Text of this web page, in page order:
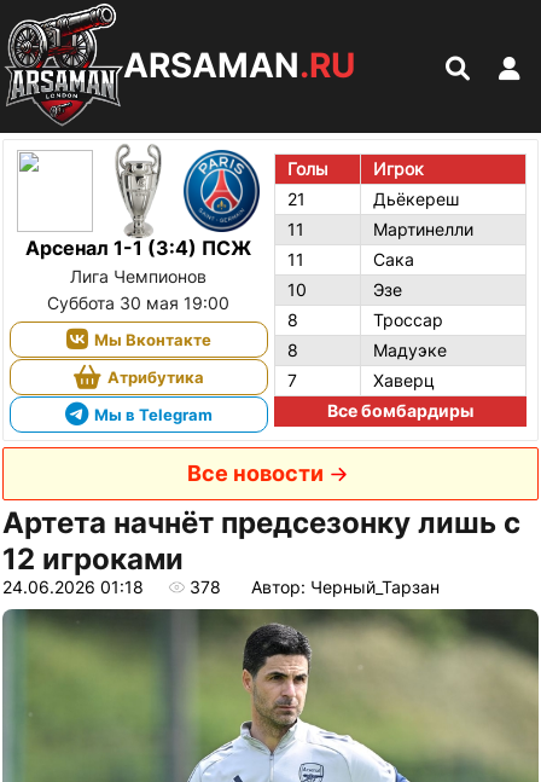
ARSAMAN.RU
Арсенал 1-1 (3:4) ПСЖ
Лига Чемпионов
Суббота 30 мая 19:00
Мы Вконтакте
Атрибутика
Мы в Telegram
Голы
Игрок
21
Дьёкереш
11
Мартинелли
11
Сака
10
Эзе
8
Троссар
8
Мадуэке
7
Хаверц
Все бомбардиры
Все новости
Артета начнёт предсезонку лишь с
12 игроками
24.06.2026 01:18 378 Автор: Черный_Тарзан